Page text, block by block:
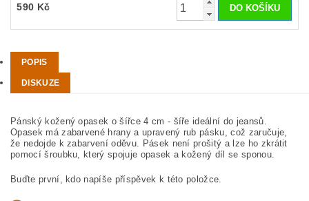
590 Kč
POPIS
DISKUZE
Pánský kožený opasek o šířce 4 cm - šíře ideální do jeansů.
Opasek má zabarvené hrany a upravený rub pásku, což zaručuje,
že nedojde k zabarvení oděvu. Pásek není prošitý a lze ho zkrátit
pomocí šroubku, který spojuje opasek a kožený díl se sponou.
Buďte první, kdo napíše příspěvek k této položce.